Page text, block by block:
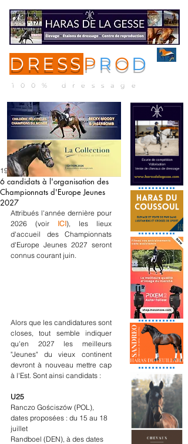
DRESS P R O D
100% dressage
6 candidats à l'organisation des
Championnats d'Europe Jeunes
2027
19 mai 2025
Attribués l'année dernière pour
2026 (voir ICI), les lieux
d'accueil des Championnats
d'Europe Jeunes 2027 seront
connus courant juin.
Alors que les candidatures sont
closes, tout semble indiquer
qu'en 2027 les meilleurs
"Jeunes" du vieux continent
devront à nouveau mettre cap
à l'Est. Sont ainsi candidats :
U25
Ranczo Gościszów (POL),
dates proposées : du 15 au 18
juillet
Randboel (DEN), à des dates